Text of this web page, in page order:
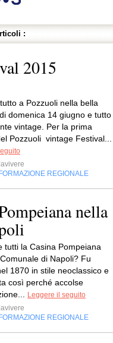
:
2015
a Pozzuoli nella bella
domenica 14 giugno e tutto
vintage. Per la prima
Pozzuoli vintage Festival...
REGIONALE
nella
tutti la Casina Pompeiana
di Napoli? Fu
1870 in stile neoclassico e
così perché accolse
Leggere il seguito
REGIONALE